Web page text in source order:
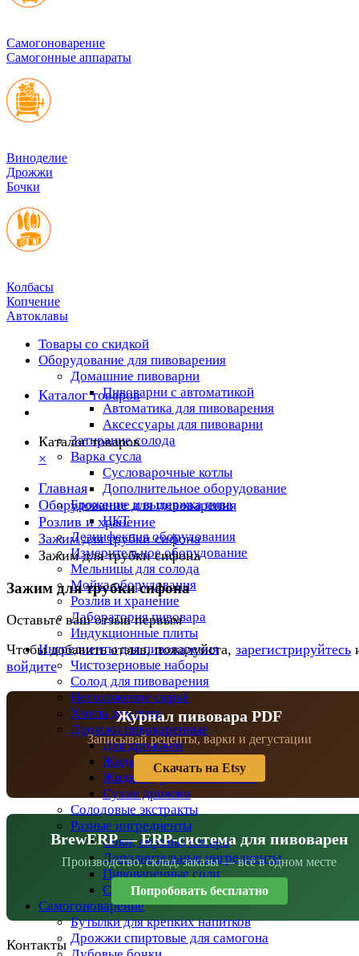
Cамогоноварение
Самогонные аппараты
Виноделие
Дрожжи
Бочки
Колбасы
Копчение
Автоклавы
Товары со скидкой
Оборудование для пивоварения
Домашние пивоварни
Пивоварни с автоматикой
Автоматика для пивоварения
Аксессуары для пивоварни
Затирание солода
Варка сусла
Cусловарочные котлы
Дополнительное оборудование
Брожение и выдержка пива
ЦКТ
Дезинфекция оборудования
Измерительное оборудование
Мельницы для солода
Мойка оборудования
Розлив и хранение
Лаборатория пивовара
Индукционные плиты
Ингредиенты для пивоварения
Чистозерновые наборы
Солод для пивоварения
Несоложеное сырьё
Хмель для пива
Дрожжи пивоваренные
Для дрожжей
Жидкие дрожжи
Жидкие дрожжи BeersFan
Сухие дрожжи
Солодовые экстракты
Разные ингредиенты
Соки, сиропы, сахара
Дополнительные ингредиенты
Пивоваренные соли
Специи
Самогоноварение
Бутылки для крепких напитков
Дрожжи спиртовые для самогона
Каталог товаров
Каталог товаров
×
Главная
Оборудование для пивоварения
Розлив и хранение
Зажим для трубки сифона
Зажим для трубки сифона
Зажим для трубки сифона
Оставьте ваш отзыв первым
Чтобы добавить отзыв, пожалуйста, зарегистрируйтесь
войдите
Журнал пивовара PDF
Записывай рецепты, варки и дегустации
Скачать на Etsy
BrewERP — ERP-система для пивоварен
Производство, склад, заказы — всё в одном месте
Попробовать бесплатно
Контакты